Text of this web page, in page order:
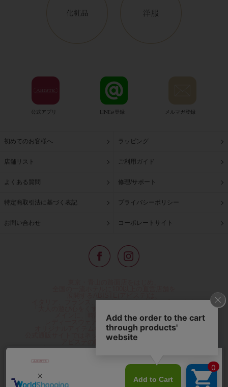
公式アプリ LINE@登録 メルマガ登録
初めてのお客様へ ラッピング
店舗リスト ご利用ガイド
よくある質問 修理/サポート
特定商取引法に基づく表記 プライバシーポリシー
お問い合わせ コーポレートサイト
イタリア、フランス、アメリカなどからインポートした
メインに、時計、バッグ、財布、小物、
レディースウェアや、ここでしか手に入らない
オリジナルアイテムなどを幅広くご用意しています。
公式通販サイトではネックレスやイヤリングをはじめとする
アビステの幅広い商品を取り揃え、
人気ランキングやテレビなどメディア着用商品、
などのサービスをご提供。
心躍るインポートアクセサリーや時計、小物などで、
お客様の日常をほんの少し豊かにし、